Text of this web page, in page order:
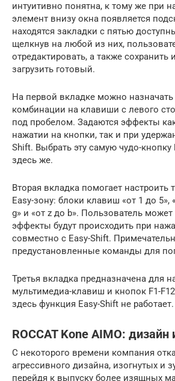
интуитивно понятна, к тому же при
элемент внизу окна появляется
находятся закладки с пятью
щелкнув на любой из них,
отредактировать, а также сохранить
загрузить готовый.
На первой вкладке можно
комбинации на клавиши с левого
под пробелом. Задаются эффекты
нажатии на кнопки, так и при
Shift. Выбрать эту самую чудо-
здесь же.
Вторая вкладка помогает настроить
Easy-зону: блоки клавиш «от 1 до 5»,
g» и «от z до b». Пользователь
эффекты будут происходить при
совместно с Easy-Shift.
предустановленные команды для
Третья вкладка предназначена для
мультимедиа-клавиш и кнопок F1-
здесь функция Easy-Shift не работает.
ROCCAT Kone AIMO: дизайн
С некоторого времени компания
агрессивного дизайна, изогнутых и
перейдя к выпуску более изящных